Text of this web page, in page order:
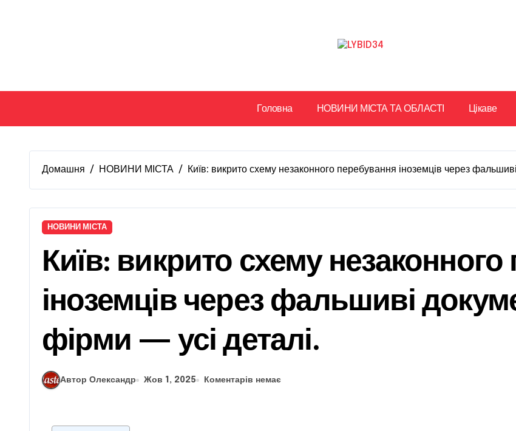
Головна НОВИНИ МІСТА ТА ОБЛАСТІ Цікаве
Домашня НОВИНИ МІСТА Київ: викрито схему незаконного перебування іноземців через
НОВИНИ МІСТА
Київ: викрито схему
іноземців через фальшиві
фірми — усі деталі.
Автор Олександр Жов 1, 2025 Коментарів немає